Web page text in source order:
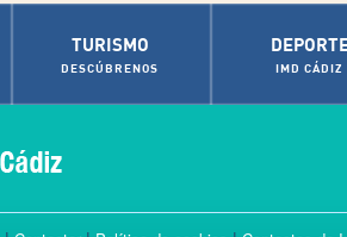
TURISMO
DESCÚBRENOS IMD CÁDIZ